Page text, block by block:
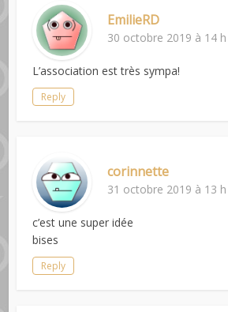
EmilieRD
30 octobre 2019 à 14
L’association est très sympa!
Reply
corinnette
31 octobre 2019 à 13
c’est une super idée
bises
Reply